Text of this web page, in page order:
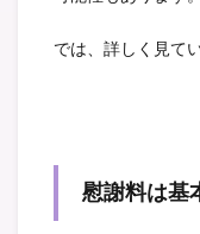
では、詳しく見て
慰謝料は基